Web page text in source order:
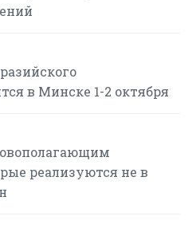
в Минске 1-2 октября
реализуются не в